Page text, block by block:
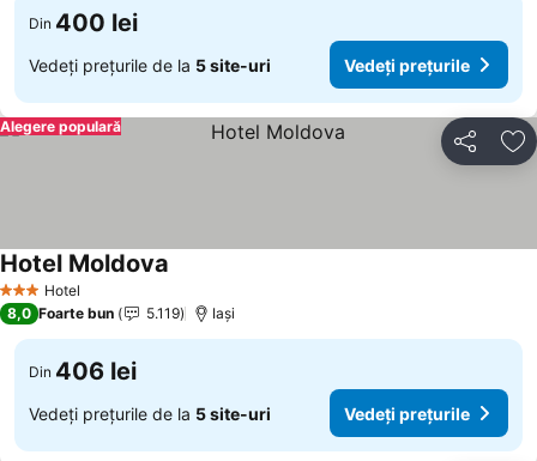
Din 400 lei
Vedeți prețurile de la 5 site-uri Vedeți prețurile
Distribuiți
Alegere populară
3 SteleHotel
Hotel Moldova
8,0 Foarte bun 5.119 Iaşi
Din 406 lei
Vedeți prețurile de la 5 site-uri Vedeți prețurile